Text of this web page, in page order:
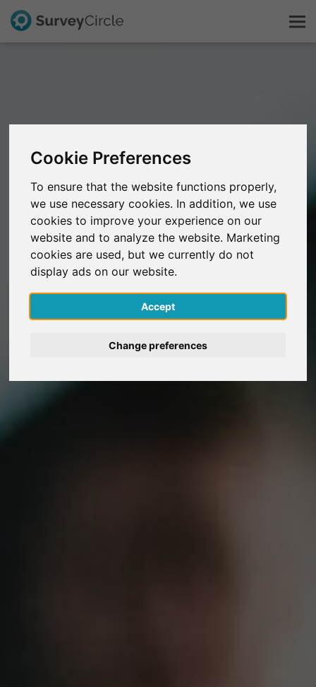
Cookie Preferences
To ensure that the website functions properly,
we use necessary cookies. In addition, we use
cookies to improve your experience on our
website and to analyze the website. Marketing
cookies are used, but we currently do not
display ads on our website.
Accept
Change preferences
Explorer la recherche
FAQ
S'inscrire gratuitement
S'inscrire
English
Deutsch
Nederlands